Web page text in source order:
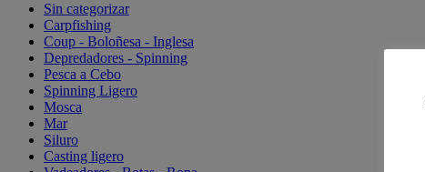
Sin categorizar
Carpfishing
Coup - Boloñesa - Inglesa
Depredadores - Spinning
Pesca a Cebo
Spinning Ligero
Mosca
Mar
Siluro
Casting ligero